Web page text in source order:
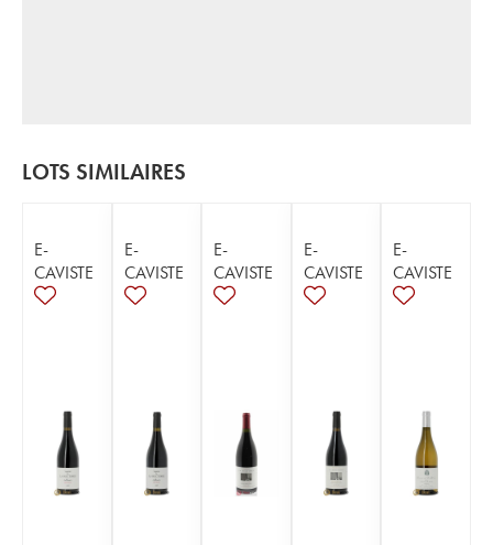
LOTS SIMILAIRES
E-
CAVISTE
E-
CAVISTE
E-
CAVISTE
E-
CAVISTE
E-
CAVISTE